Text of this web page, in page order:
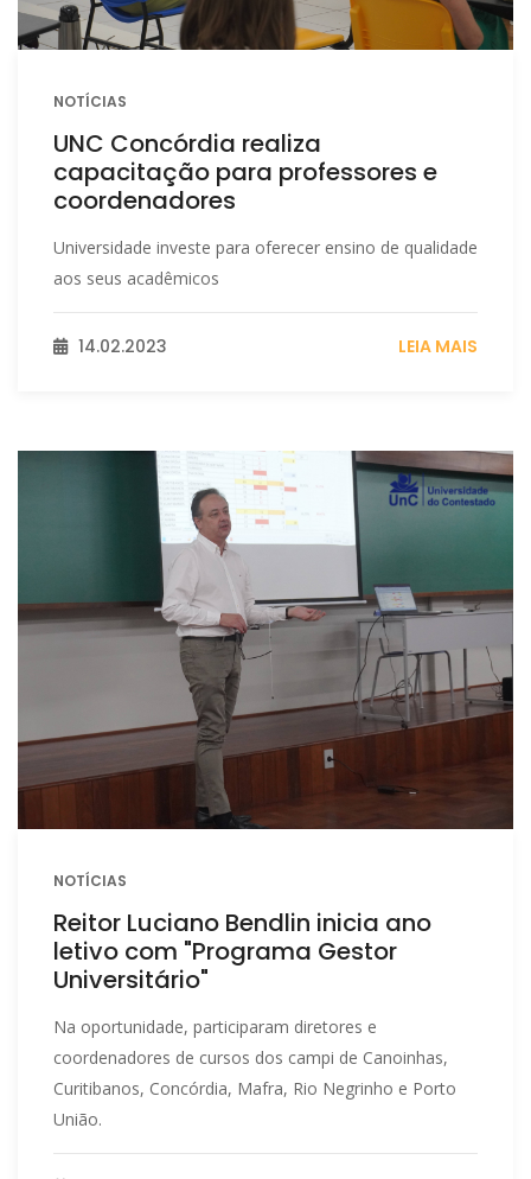
NOTÍCIAS
UNC Concórdia realiza
capacitação para professores e
coordenadores
Universidade investe para oferecer ensino de qualidade
aos seus acadêmicos
14.02.2023 LEIA MAIS
NOTÍCIAS
Reitor Luciano Bendlin inicia ano
letivo com "Programa Gestor
Universitário"
Na oportunidade, participaram diretores e
coordenadores de cursos dos campi de Canoinhas,
Curitibanos, Concórdia, Mafra, Rio Negrinho e Porto
União.